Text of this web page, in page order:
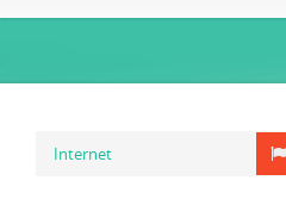
Internet